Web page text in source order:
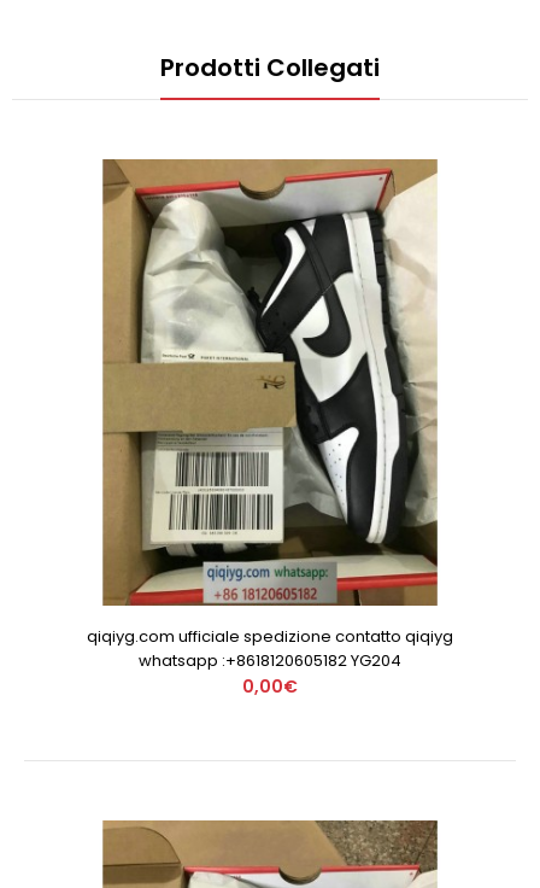
Prodotti Collegati
qiqiyg.com ufficiale spedizione contatto qiqiyg
whatsapp :+8618120605182 YG204
0,00€